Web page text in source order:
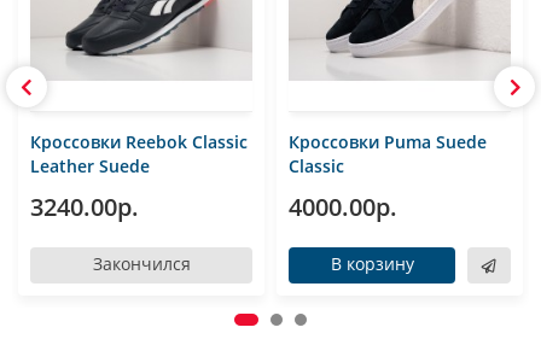
Кроссовки Reebok Classic
Leather Suede
3240.00р.
Закончился
Кроссовки Puma Suede
Classic
4000.00р.
В корзину